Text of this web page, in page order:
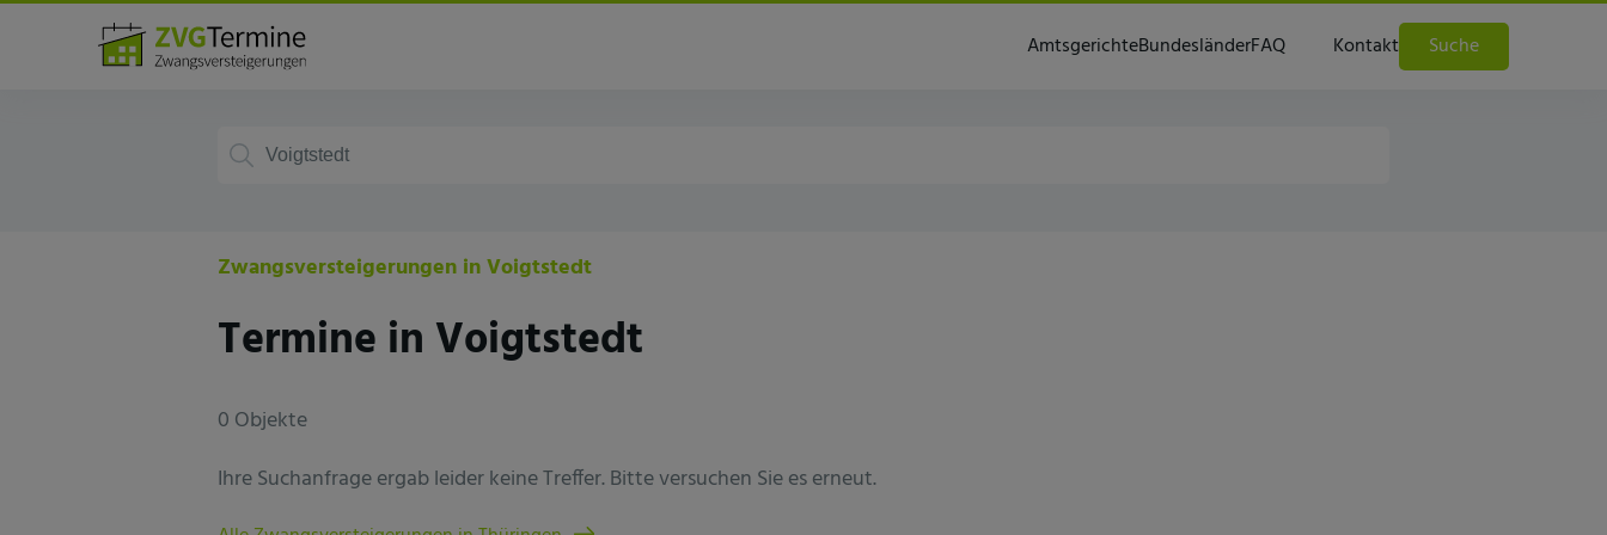
AmtsgerichteBundesländerFAQ Kontakt Suche
Deutschland
Zwangsversteigerungen in Voigtstedt
Termine in Voigtstedt
0 Objekte
Ihre Suchanfrage ergab leider keine Treffer. Bitte versuchen Sie es erneut.